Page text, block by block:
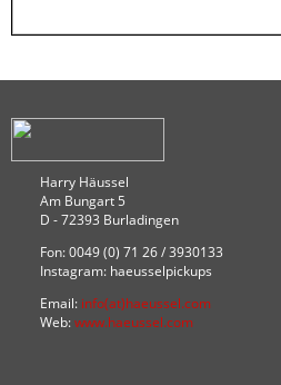
Harry Häussel
Am Bungart 5
D - 72393 Burladingen
Fon: 0049 (0) 71 26 / 3930133
Instagram: haeusselpickups
Email: info(at)haeussel.com
Web:www.haeussel.com